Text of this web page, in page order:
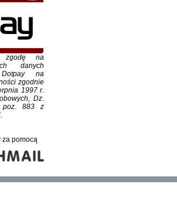
zgodę na
danych
na
zgodnie
1997 r.
Dz.
883 z
za pomocą